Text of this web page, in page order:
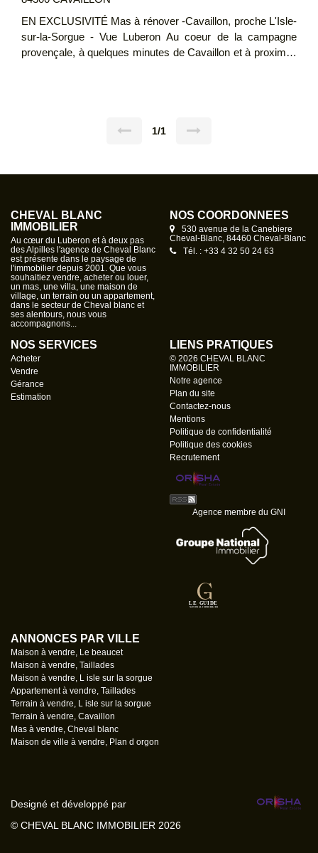
EN EXCLUSIVITÉ Mas à rénover -Cavaillon, proche L'Isle-
sur-la-Sorgue - Vue Luberon Au coeur de la campagne
provençale, à quelques minutes de Cavaillon et à proximité
développe une surface de plancher d'environ 230 m²,
l'ancien, le volume des espaces et l'emplacement privilégié
pierre et de la Provence. La propriété s'étend sur un terrain
d'environ 8 000 m², offrant un bel espace extérieur, avec la
possibilité d'acquérir en complément des terres agricoles
attenantes, selon projet et besoins. L'ensemble du bien
nécessite des travaux de rénovation. À noter qu'une partie
des travaux structurels a déjà été effectuée, avec la
réalisation partielle du plancher en béton au niveau du
premier étage. Des démarches de régularisation auprès
permettra de valoriser pleinement le potentiel du bien. Pour
plus d'informations ou pour organiser une visite, n'hésitez
pas à nous contacter ! Non soumis au DPE Les
informations sur les risques auxquels ce bien est exposé
sont disponibles sur le site Géorisques : www.
georisques.gouv.fr Honoraires à la charge du vendeur .
1/1
CHEVAL BLANC
IMMOBILIER
Au cœur du Luberon et à deux pas
des Alpilles l'agence de Cheval Blanc
est présente dans le paysage de
l'immobilier depuis 2001. Que vous
souhaitiez vendre, acheter ou louer,
un mas, une villa, une maison de
village, un terrain ou un appartement,
dans le secteur de Cheval blanc et
ses alentours, nous vous
accompagnons...
NOS COORDONNÉES
530 avenue de la Canebiere
Cheval-Blanc, 84460 Cheval-Blanc
Tél. : +33 4 32 50 24 63
NOS SERVICES
Acheter
Vendre
Gérance
Estimation
LIENS PRATIQUES
© 2026 CHEVAL BLANC
IMMOBILIER
Notre agence
Plan du site
Contactez-nous
Mentions
Politique de confidentialité
Politique des cookies
Recrutement
Agence membre du GNI
ANNONCES PAR VILLE
Maison à vendre, Le beaucet
Maison à vendre, Taillades
Maison à vendre, L isle sur la sorgue
Appartement à vendre, Taillades
Terrain à vendre, L isle sur la sorgue
Terrain à vendre, Cavaillon
Mas à vendre, Cheval blanc
Maison de ville à vendre, Plan d orgon
Designé et développé par
© CHEVAL BLANC IMMOBILIER 2026